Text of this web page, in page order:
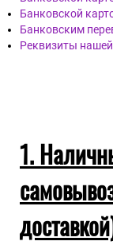
Банковской
Банковским
Реквизиты
1.